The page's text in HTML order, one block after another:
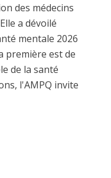
des médecins
a dévoilé
mentale 2026
première est de
de la santé
l'AMPQ invite